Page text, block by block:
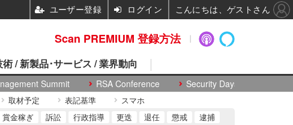
Summit RSA Conference Security Days
/ 新製品･サービス / 業界動向
取材予定 表記基準 スマホ
賞金稼ぎ 訴訟 行政指導 更迭 退任 懲戒
逮捕
Scan PREMIUM 登録方法
ユーザー登録 ログイン こんにちは、ゲストさん